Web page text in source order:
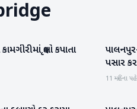
વૃક્ષો કપાતા
પસાર
11 મહિના